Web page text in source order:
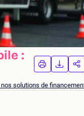
:
IMPRIMER
LA
solutions de